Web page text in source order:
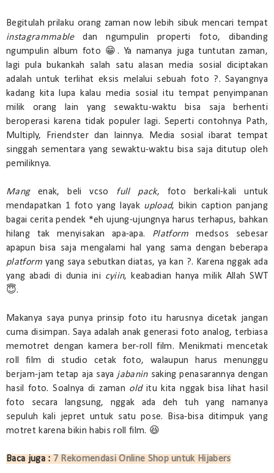
Begitulah prilaku orang zaman now lebih sibuk mencari tempat
instagrammabledan ngumpulin properti foto, dibanding
ngumpulin album foto 😁. Ya namanya juga tuntutan zaman,
lagi pula bukankah salah satu alasan media sosial diciptakan
adalah untuk terlihat eksis melalui sebuah foto ?. Sayangnya
kadang kita lupa kalau media sosial itu tempat penyimpanan
milik orang lain yang sewaktu-waktu bisa saja berhenti
beroperasi karena tidak populer lagi. Seperti contohnya Path,
Multiply, Friendster dan lainnya. Media sosial ibarat tempat
singgah sementara yang sewaktu-waktu bisa saja ditutup oleh
pemiliknya.
Mangenak, beli vcso full pack, foto berkali-kali untuk
mendapatkan 1 foto yang layak upload, bikin caption panjang
bagai cerita pendek *eh ujung-ujungnya harus terhapus, bahkan
hilang tak menyisakan apa-apa. Platformmedsos sebesar
apapun bisa saja mengalami hal yang sama dengan beberapa
platform yang saya sebutkan diatas, ya kan ?. Karena nggak ada
yang abadi di dunia ini cyiin, keabadian hanya milik Allah SWT
😇.
Makanya saya punya prinsip foto itu harusnya dicetak jangan
cuma disimpan. Saya adalah anak generasi foto analog, terbiasa
memotret dengan kamera ber-roll film. Menikmati mencetak
roll film di studio cetak foto, walaupun harus menunggu
berjam-jam tetap aja saya jabanin saking penasarannya dengan
hasil foto. Soalnya di zaman old itu kita nggak bisa lihat hasil
foto secara langsung, nggak ada deh tuh yang namanya
sepuluh kali jepret untuk satu pose. Bisa-bisa ditimpuk yang
motret karena bikin habis roll film. 😆
Baca juga : 7 Rekomendasi Online Shop untuk Hijabers